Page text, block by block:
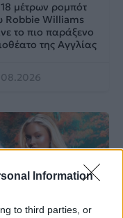
Information
to third parties, or
μέτρων ρομπότ
Robbie Williams
το πιο παράξενο
της Αγγλίας